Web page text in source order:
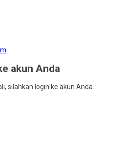
akun Anda
silahkan login ke akun Anda.